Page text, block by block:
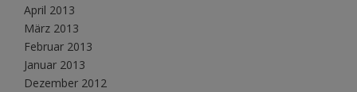
April 2013
März 2013
Februar 2013
Januar 2013
Dezember 2012